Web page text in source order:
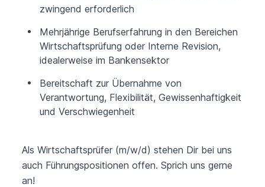
zwingend erforderlich
Mehrjährige Berufserfahrung in den Bereichen
Wirtschaftsprüfung oder Interne Revision,
idealerweise im Bankensektor
Bereitschaft zur Übernahme von
Verantwortung, Flexibilität, Gewissenhaftigkeit
und Verschwiegenheit
Als Wirtschaftsprüfer (m/w/d) stehen Dir bei uns
auch Führungspositionen offen. Sprich uns gerne
an!